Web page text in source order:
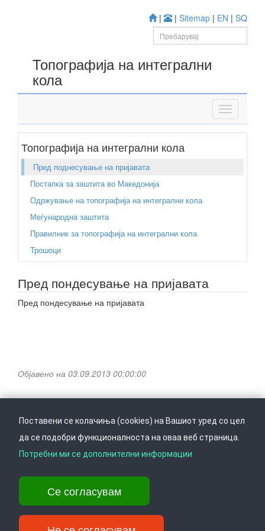
| | Sitemap | EN | SQ
Топографија на интегрални
кола
Топографија на интегрални кола
Пред поднесување на пријавата
Постапка за заштита во Македонија
Одржување на топографија на интегрални кола
Меѓународна заштита
Правилник за топографија на интегрални кола
Трошоци
Пред пондесување на пријавата
Пред пондесување на пријавата
Објавено на 03.09.2013 00:00:00
Врати се горе Следете не на
Ул. Даме Груев 14, Катна гаража Беко на 1-виот кат, 1000 Скопје,
Тел: +389 2 3103 601 (641), Факс: +389 2 3137 149 |
info@ippo.gov.mk
Поставени се колачиња (cookies) на Вашиот уред со цел
да се подобри функционалноста на оваа веб страница.
Потребни ми се дополнителни информации
Се согласувам